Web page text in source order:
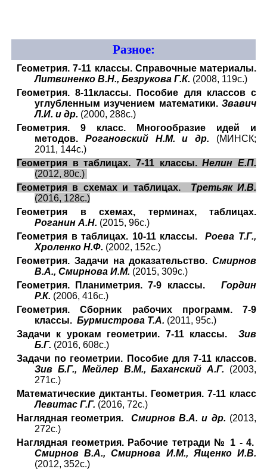
Разное:
Геометрия. 7-11 классы. Справочные материалы.
Литвиненко В.Н., Безрукова Г.К. (2008, 119с.)
Геометрия. 8-11классы. Пособие для классов с
углубленным изучением математики. Звавич
Л.И. и др. (2000, 288с.)
Геометрия. 9 класс. Многообразие идей и
методов. Рогановский Н.М. и др. (МИНСК;
2011, 144с.)
Геометрия в таблицах. 7-11 классы.Нелин Е.П.
(2012, 80с.)
Геометрия в схемах и таблицах.
Третьяк И.В.
(2016, 128с.)
Геометрия в схемах, терминах, таблицах.
Роганин А.Н. (2015, 96с.)
Геометрия в таблицах. 10-11 классы.Роева Т.Г.,
Хроленко Н.Ф. (2002, 152с.)
Геометрия. Задачи на доказательство. Смирнов
В.А., Смирнова И.М. (2015, 309с.)
Геометрия. Планиметрия. 7-9 классы. Гордин
Р.К. (2006, 416с.)
Геометрия. Сборник рабочих программ. 7-9
классы. Бурмистрова Т.А. (2011, 95с.)
Задачи к урокам геометрии. 7-11 классы.
Зив
Б.Г. (2016, 608с.)
Задачи по геометрии. Пособие для 7-11 классов.
Зив Б.Г., Мейлер В.М., Баханский А.Г. (2003,
271с.)
Математические диктанты. Геометрия. 7-11 класс
Левитас Г.Г. (2016, 72с.)
Наглядная геометрия. Смирнов В.А. и др. (2013,
272с.)
Наглядная геометрия. Рабочие тетради № 1 - 4.
Смирнов В.А., Смирнова И.М., Ященко И.В.
(2012, 352с.)